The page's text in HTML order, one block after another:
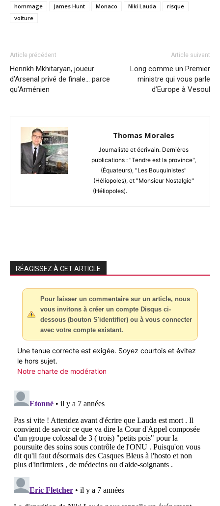
hommage
James Hunt Monaco Niki Lauda
risque
voiture
Article précédent
Henrikh Mkhitaryan, joueur
d’Arsenal privé de finale… parce
qu’Arménien
Article suivant
Long comme un Premier
ministre qui vous parle
d’Europe à Vesoul
Thomas Morales
Journaliste et écrivain. Dernières
publications : "Tendre est la province",
(Équateurs), "Les Bouquinistes"
(Héliopoles), et "Monsieur Nostalgie"
(Héliopoles).
RÉAGISSEZ À CET ARTICLE
Pour laisser un commentaire sur un article, nous
vous invitons à créer un compte Disqus ci-
dessous (bouton S'identifier) ou à vous connecter
avec votre compte existant.
Une tenue correcte est exigée. Soyez courtois et évitez
le hors sujet.
Notre charte de modération